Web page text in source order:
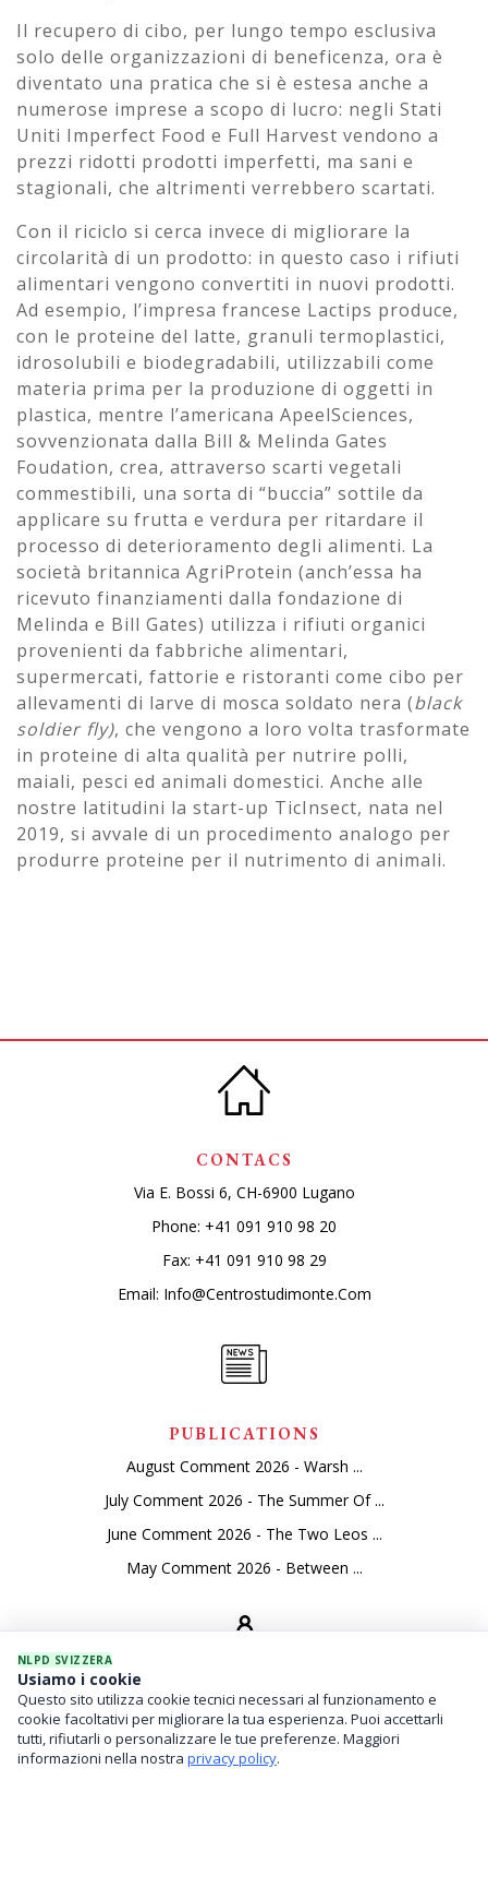
Il recupero di cibo, per lungo tempo esclusiva
solo delle organizzazioni di beneficenza, ora è
diventato una pratica che si è estesa anche a
numerose imprese a scopo di lucro: negli Stati
Uniti Imperfect Food e Full Harvest vendono a
prezzi ridotti prodotti imperfetti, ma sani e
stagionali, che altrimenti verrebbero scartati.
Con il riciclo si cerca invece di migliorare la
circolarità di un prodotto: in questo caso i rifiuti
alimentari vengono convertiti in nuovi prodotti.
Ad esempio, l’impresa francese Lactips produce,
con le proteine del latte, granuli termoplastici,
idrosolubili e biodegradabili, utilizzabili come
materia prima per la produzione di oggetti in
plastica, mentre l’americana ApeelSciences,
sovvenzionata dalla Bill & Melinda Gates
Foudation, crea, attraverso scarti vegetali
commestibili, una sorta di “buccia” sottile da
applicare su frutta e verdura per ritardare il
processo di deterioramento degli alimenti. La
società britannica AgriProtein (anch’essa ha
ricevuto finanziamenti dalla fondazione di
Melinda e Bill Gates) utilizza i rifiuti organici
provenienti da fabbriche alimentari,
supermercati, fattorie e ristoranti come cibo per
allevamenti di larve di mosca soldato nera (black
soldier fly), che vengono a loro volta trasformate
in proteine di alta qualità per nutrire polli,
maiali, pesci ed animali domestici. Anche alle
nostre latitudini la start-up TicInsect, nata nel
2019, si avvale di un procedimento analogo per
produrre proteine per il nutrimento di animali.
CONTACS
Via E. Bossi 6, CH-6900 Lugano
Phone: +41 091 910 98 20
Fax: +41 091 910 98 29
Email: Info@centrostudimonte.com
PUBLICATIONS
August Comment 2026 - Warsh ...
July Comment 2026 - The Summer Of ...
June Comment 2026 - The Two Leos ...
May Comment 2026 - Between ...
SEVICES
Asset Management
Financial Investments
NLPD SVIZZERA
Usiamo i cookie
Questo sito utilizza cookie tecnici necessari al funzionamento e
cookie facoltativi per migliorare la tua esperienza. Puoi accettarli
tutti, rifiutarli o personalizzare le tue preferenze. Maggiori
informazioni nella nostra privacy policy.